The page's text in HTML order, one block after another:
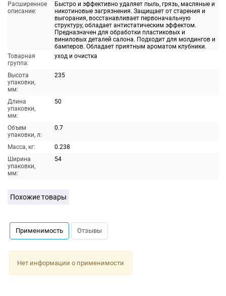
Расширенное
описание:
Быстро и эффективно удаляет пыль, грязь, масляные и
никотиновые загрязнения. Защищает от старения и
выгорания, восстанавливает первоначальную
структуру, обладает антистатическим эффектом.
Предназначен для обработки пластиковых и
виниловых деталей салона. Подходит для молдингов и
бамперов. Обладает приятным ароматом клубники.
Товарная
группа:
уход и очистка
Высота
упаковки,
мм:
235
Длина
упаковки,
мм:
50
Объем
упаковки, л:
0.7
Масса, кг:
0.238
Ширина
упаковки,
мм:
54
Похожие товары
Применимость Отзывы
Нет информации о применимости